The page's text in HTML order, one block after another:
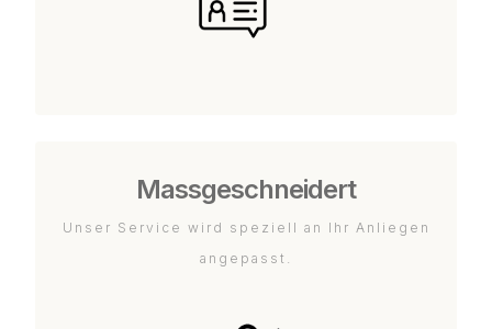
Massgeschneidert
Unser Service wird speziell an Ihr Anliegen
angepasst.